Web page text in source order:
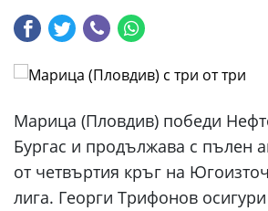
Марица (Пловдив) победи
Бургас и продължава с пълен
от четвъртия кръг на
лига. Георги Трифонов осигури